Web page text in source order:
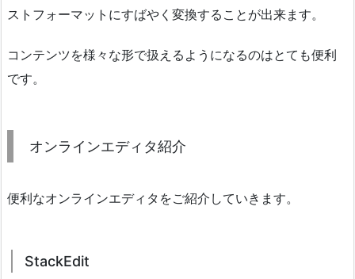
ストフォーマットにすばやく変換することが出来ます。
コンテンツを様々な形で扱えるようになるのはとても便利
です。
オンラインエディタ紹介
便利なオンラインエディタをご紹介していきます。
StackEdit